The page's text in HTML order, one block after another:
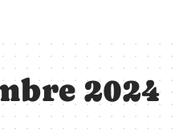
2024